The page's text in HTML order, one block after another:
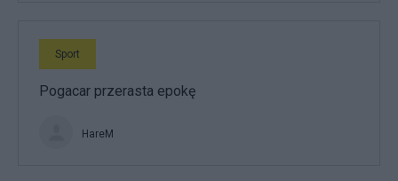
Sport
Pogacar przerasta epokę
HareM